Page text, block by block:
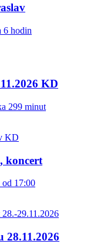
6 hodin
KD
299 minut
KD
koncert
od 17:00
29.11.2026
28.11.2026